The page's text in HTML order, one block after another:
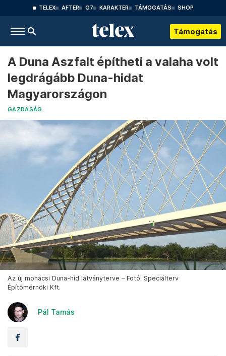
TELEX AFTER G7 KARAKTER TÁMOGATÁS SHOP
Támogatás
A Duna Aszfalt építheti a valaha volt
legdrágább Duna-hidat
Magyarországon
GAZDASÁG
Az új mohácsi Duna-híd látványterve – Fotó: Speciálterv
Építőmérnöki Kft.
Pál Tamás